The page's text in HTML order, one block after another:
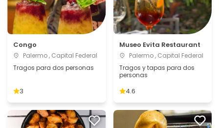
Congo
Palermo , Capital Federal
Tragos para dos personas
3
Museo Evita Restaurant
Palermo , Capital Federal
Tragos y tapas para dos
personas
4.6